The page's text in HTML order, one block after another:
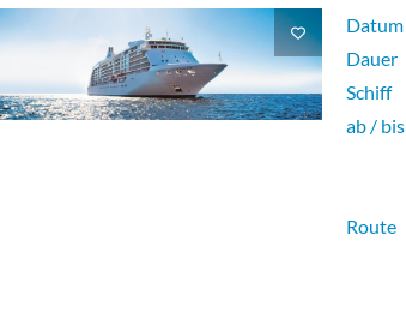
Datum
Dauer
Schiff
ab / bis
Route